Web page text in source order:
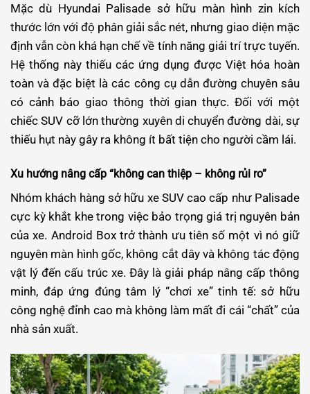
Mặc dù Hyundai Palisade sở hữu màn hình zin kích
thước lớn với độ phân giải sắc nét, nhưng giao diện mặc
định vẫn còn khá hạn chế về tính năng giải trí trực tuyến.
Hệ thống này thiếu các ứng dụng được Việt hóa hoàn
toàn và đặc biệt là các công cụ dẫn đường chuyên sâu
có cảnh báo giao thông thời gian thực. Đối với một
chiếc SUV cỡ lớn thường xuyên di chuyển đường dài, sự
thiếu hụt này gây ra không ít bất tiện cho người cầm lái.
Xu hướng nâng cấp “không can thiệp – không rủi ro”
Nhóm khách hàng sở hữu xe SUV cao cấp như Palisade
cực kỳ khắt khe trong việc bảo trọng giá trị nguyên bản
của xe. Android Box trở thành ưu tiên số một vì nó giữ
nguyên màn hình gốc, không cắt dây và không tác động
vật lý đến cấu trúc xe. Đây là giải pháp nâng cấp thông
minh, đáp ứng đúng tâm lý “chơi xe” tinh tế: sở hữu
công nghệ đỉnh cao mà không làm mất đi cái “chất” của
nhà sản xuất.